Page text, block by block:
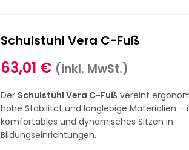
Schulstuhl Vera C-Fuß
63,01 € (inkl. MwSt.)
Der Schulstuhl Vera C-Fuß vereint
hohe Stabilität und langlebige Materialien –
komfortables und dynamisches Sitzen in
Bildungseinrichtungen.